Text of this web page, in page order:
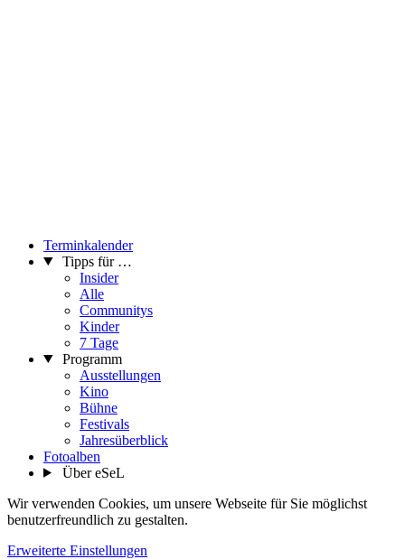
Terminkalender
Tipps für …
Insider
Alle
Communitys
Kinder
7 Tage
Programm
Ausstellungen
Kino
Bühne
Festivals
Jahresüberblick
Fotoalben
Über eSeL
Wir verwenden Cookies, um unsere Webseite für Sie möglichst
benutzerfreundlich zu gestalten.
Erweiterte Einstellungen